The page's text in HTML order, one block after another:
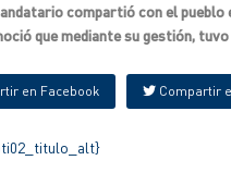
compartió con el pueblo
que mediante su gestión,
en Facebook Compartir